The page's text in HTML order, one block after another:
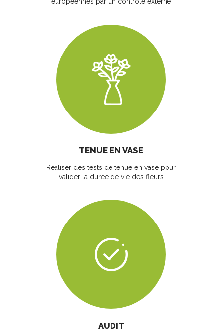
européennes par un contrôle externe
TENUE EN VASE
Réaliser des tests de tenue en vase pour
valider la durée de vie des fleurs
AUDIT